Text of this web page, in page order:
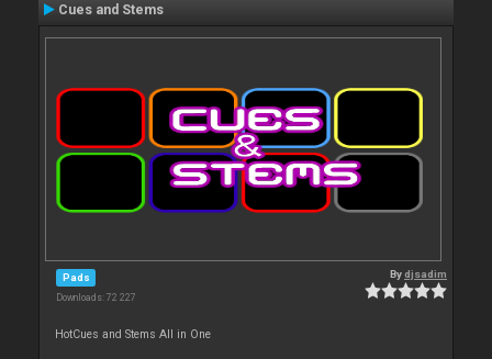
Cues and Stems
Pads
Downloads: 72 227
Bydjsadim
HotCues and Stems All in One